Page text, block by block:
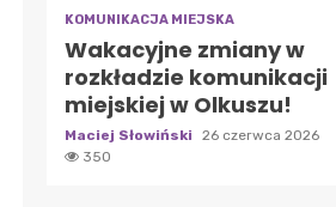
KOMUNIKACJA MIEJSKA
Wakacyjne zmiany w
rozkładzie komunikacji
miejskiej w Olkuszu!
Maciej Słowiński
26 czerwca 2026
350